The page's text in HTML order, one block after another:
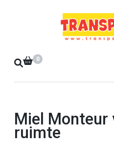
0
Miel Monteur
ruimte